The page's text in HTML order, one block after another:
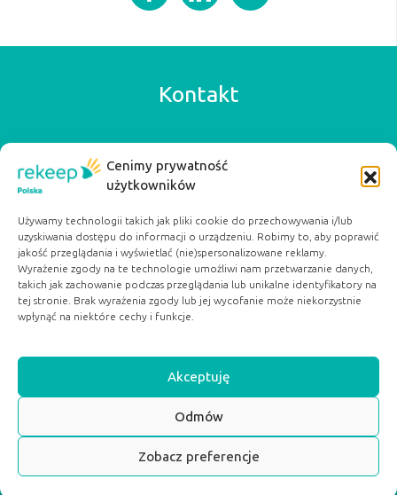
Cenimy prywatność
użytkowników
Używamy technologii takich jak pliki cookie do przechowywania i/lub
uzyskiwania dostępu do informacji o urządzeniu. Robimy to, aby poprawić
jakość przeglądania i wyświetlać (nie)spersonalizowane reklamy.
Wyrażenie zgody na te technologie umożliwi nam przetwarzanie danych,
takich jak zachowanie podczas przeglądania lub unikalne identyfikatory na
tej stronie. Brak wyrażenia zgody lub jej wycofanie może niekorzystnie
wpłynąć na niektóre cechy i funkcje.
Akceptuję
Odmów
Zobacz preferencje
Kontakt
+48 42 640 57 77
ul. Ogrodowa 15a
91-065 Łódź
Serwisy Partnerskie:
dobryposilek.org
pacjentwybiera.pl